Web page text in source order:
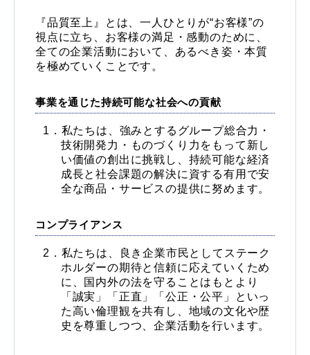
『品質至上』とは、一人ひとりが“お客様”の
視点に立ち、お客様の満足・感動のために、
全ての企業活動において、あるべき姿・本質
を極めていくことです。
事業を通じた持続可能な社会への貢献
私たちは、強みとするグループ総合力・
技術開発力・ものづくり力をもって新し
い価値の創出に挑戦し、持続可能な経済
成長と社会課題の解決に資する有用で安
全な商品・サービスの提供に努めます。
コンプライアンス
私たちは、良き企業市民としてステーク
ホルダーの期待と信頼に応えていくため
に、国内外の法を守ることはもとより
「誠実」「正直」「公正・公平」といっ
た高い倫理観を共有し、地域の文化や歴
史を尊重しつつ、企業活動を行います。